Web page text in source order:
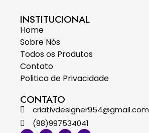
INSTITUCIONAL
Home
Sobre Nós
Todos os Produtos
Contato
Politica de Privacidade
CONTATO
criativdesigner954@gmail.com
(88)997534041